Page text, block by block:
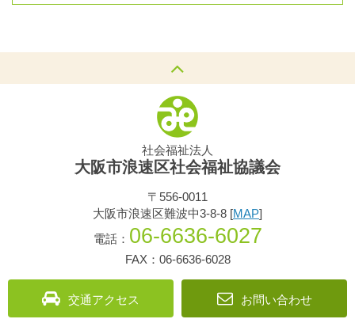
社会福祉法人
大阪市浪速区社会福祉協議会
〒556-0011
大阪市浪速区難波中3-8-8 [MAP]
電話： 06-6636-6027
FAX：06-6636-6028
交通アクセス お問い合わせ